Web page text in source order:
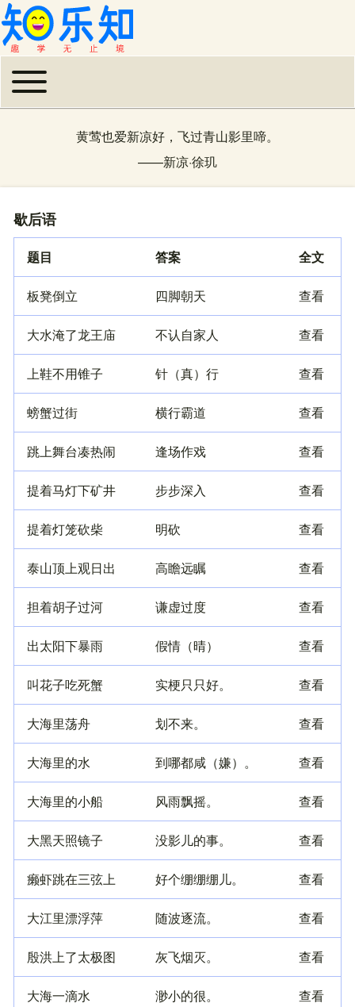
主导航
Toggle main menu
黄莺也爱新凉好，飞过青山影里啼。
——新凉·徐玑
歇后语
题目 答案 全文
板凳倒立 四脚朝天 查看
大水淹了龙王庙 不认自家人 查看
上鞋不用锥子 针（真）行 查看
螃蟹过街 横行霸道 查看
跳上舞台凑热闹 逢场作戏 查看
提着马灯下矿井 步步深入 查看
提着灯笼砍柴 明砍 查看
泰山顶上观日出 高瞻远瞩 查看
担着胡子过河 谦虚过度 查看
出太阳下暴雨 假情（晴） 查看
叫花子吃死蟹 实梗只只好。 查看
大海里荡舟 划不来。 查看
大海里的水 到哪都咸（嫌）。 查看
大海里的小船 风雨飘摇。 查看
大黑天照镜子 没影儿的事。 查看
癞虾跳在三弦上 好个绷绷绷儿。 查看
大江里漂浮萍 随波逐流。 查看
殷洪上了太极图 灰飞烟灭。 查看
大海一滴水 渺小的很。 查看